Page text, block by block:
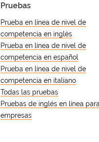
Pruebas
Prueba en línea de nivel de
competencia en inglés
Prueba en línea de nivel de
competencia en español
Prueba en línea de nivel de
competencia en italiano
Todas las pruebas
Pruebas de inglés en línea para
empresas